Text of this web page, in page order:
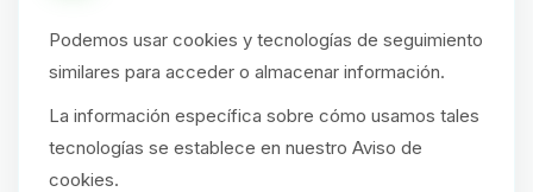
Podemos usar cookies y tecnologías de seguimiento
similares para acceder o almacenar información.
La información específica sobre cómo usamos tales
tecnologías se establece en nuestro Aviso de
cookies.